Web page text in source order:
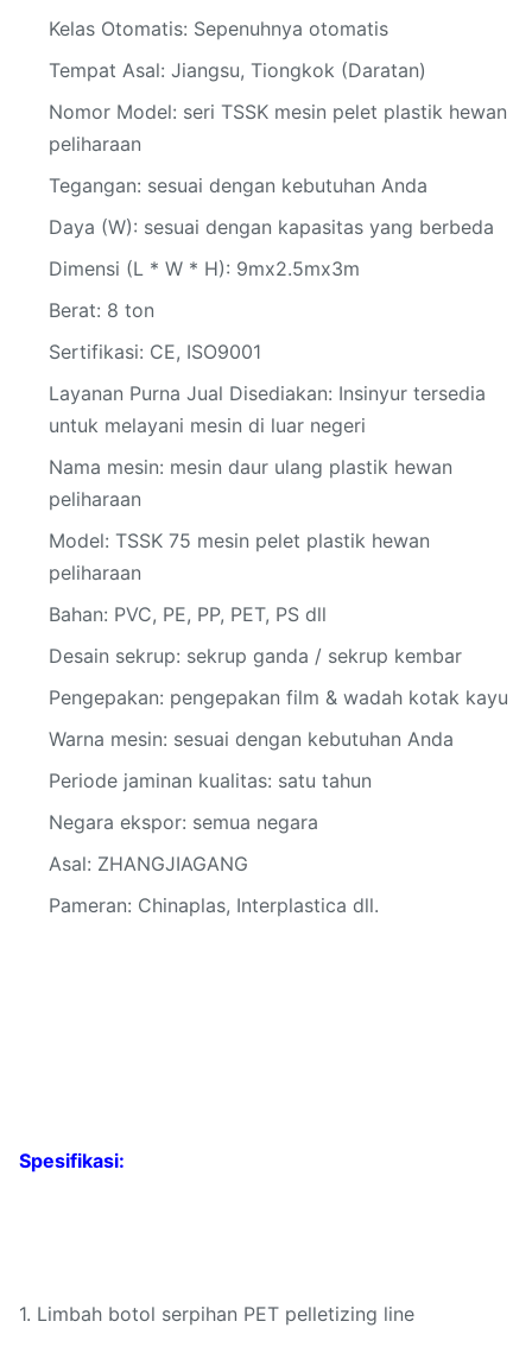
Kelas Otomatis: Sepenuhnya otomatis
Tempat Asal: Jiangsu, Tiongkok (Daratan)
Nomor Model: seri TSSK mesin pelet plastik hewan
peliharaan
Tegangan: sesuai dengan kebutuhan Anda
Daya (W): sesuai dengan kapasitas yang berbeda
Dimensi (L * W * H): 9mx2.5mx3m
Berat: 8 ton
Sertifikasi: CE, ISO9001
Layanan Purna Jual Disediakan: Insinyur tersedia
untuk melayani mesin di luar negeri
Nama mesin: mesin daur ulang plastik hewan
peliharaan
Model: TSSK 75 mesin pelet plastik hewan
peliharaan
Bahan: PVC, PE, PP, PET, PS dll
Desain sekrup: sekrup ganda / sekrup kembar
Pengepakan: pengepakan film & wadah kotak kayu
Warna mesin: sesuai dengan kebutuhan Anda
Periode jaminan kualitas: satu tahun
Negara ekspor: semua negara
Asal: ZHANGJIAGANG
Pameran: Chinaplas, Interplastica dll.
Spesifikasi:
1. Limbah botol serpihan PET pelletizing line